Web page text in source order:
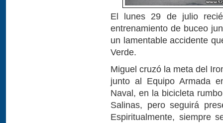
El lunes 29 de julio
entrenamiento de buceo
un lamentable accidente
Verde.
Miguel cruzó la meta del
junto al Equipo Armada
Naval, en la bicicleta
Salinas, pero seguirá
Espiritualmente, siempre